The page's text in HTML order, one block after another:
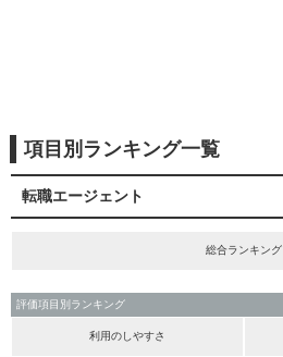
項目別ランキング一覧
転職エージェント
総合ランキング
評価項目別ランキング
利用のしやすさ